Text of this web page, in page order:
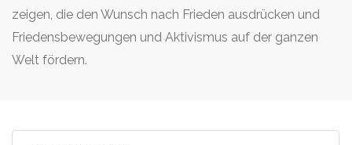
zeigen, die den Wunsch nach Frieden ausdrücken und
Friedensbewegungen und Aktivismus auf der ganzen
Welt fördern.